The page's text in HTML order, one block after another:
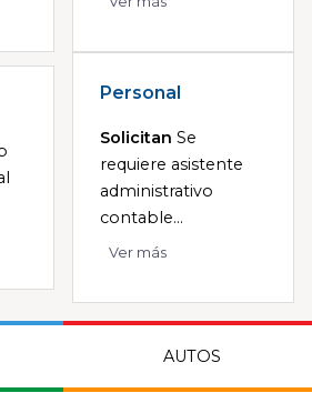
Personal
Solicitan Se
requiere asistente
administrativo
contable...
Ver más
AUTOS